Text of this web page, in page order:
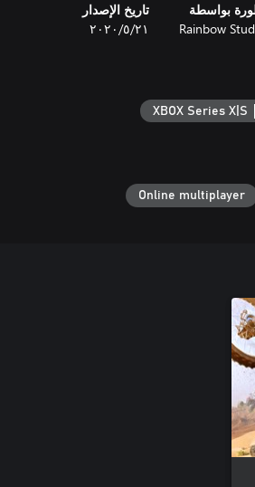
بواسطة
Rainbow
تاريخ الإصدار
٢١‏/٥‏/٢٠٢٠
XBOX Series X|S
Online multiplayer